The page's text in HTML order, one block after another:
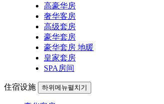
高豪华房
奢华客房
高级套房
豪华套房
豪华套房 地暖
皇家套房
SPA房间
住宿设施 하위메뉴펼치기